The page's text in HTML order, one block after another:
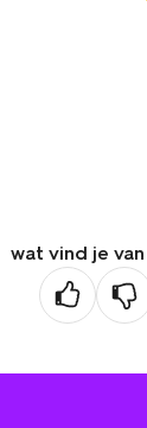
wat vind je